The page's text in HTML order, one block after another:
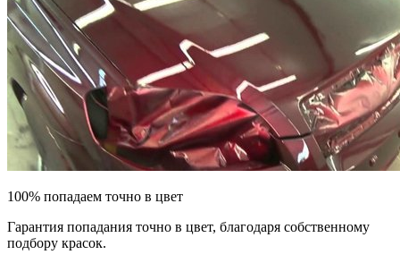
100% попадаем точно в цвет
Гарантия попадания точно в цвет, благодаря собственному
подбору красок.